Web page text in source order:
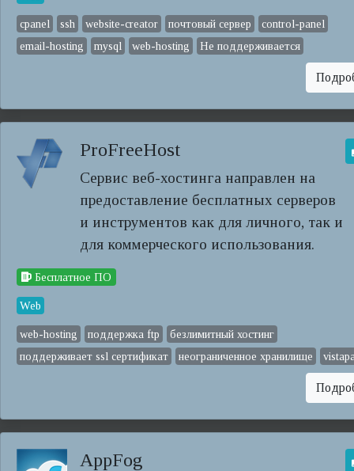
cpanel ssh website-creator почтовый сервер
control-panel
email-hosting
mysql web-hosting Не поддерживается
ProFreeHost
Сервис веб-хостинга направлен на
предоставление бесплатных серверов
и инструментов как для личного, так и
для коммерческого использования.
Бесплатное ПО
Web
web-hosting поддержка ftp
безлимитный хостинг
поддерживает ssl сертификат
неограниченное хранилище
AppFog